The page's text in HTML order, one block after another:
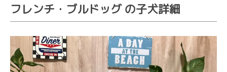
フレンチ・ブルドッグ の子犬詳細